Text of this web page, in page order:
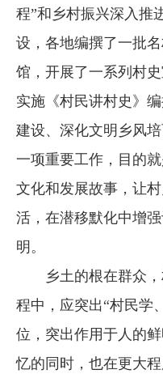
程”和乡村振兴深入推
设，各地编撰了一批
馆，开展了一系列村
实施《村民讲村史》
建设、深化文明乡风
一项重要工作，目的
文化和发展故事，让
活，在潜移默化中增
明。
乡土的根在群众，
程中，应突出“村民学
位，突出作用于人的
忆的同时，也在更大